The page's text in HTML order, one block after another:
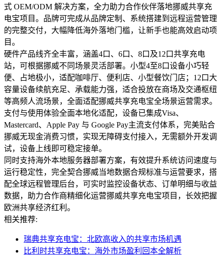
式 OEM/ODM 解决方案，全力助力合作伙伴落地挪威共享充
电宝项目。品牌可完成从品牌定制、系统搭建到远程运营管理
的完整交付，大幅降低海外落地门槛，让新手也能高效启动项
目。
硬件产品线齐全丰富，涵盖4口、6口、8口及12口共享充电
站，可根据挪威不同场景灵活部署。小型4至8口设备小巧轻
便、占地极小，适配咖啡厅、便利店、小型餐饮门店；12口大
容量设备续航充足、承载能力强，适合投放在商场及交通枢纽
等高频人流场景，全面适配挪威共享充电宝全场景运营需求。
支付与使用体验全面本地化适配，设备已集成Visa、
Mastercard、Apple Pay 与 Google Pay主流支付体系，完美贴合
挪威无现金消费习惯，实现无障碍支付接入，无需额外开发调
试，设备上线即可稳定接单。
同时支持海外本地服务器部署方案，有效提升系统访问速度与
运行稳定性，完全契合挪威当地数据合规标准与运营要求，搭
配全球远程管理后台，可实时监控设备状态、订单明细与收益
数据，助力合作商精细化运营挪威共享充电宝项目，长效把握
欧洲共享经济红利。
相关推荐:
瑞典共享充电宝：北欧高收入的共享市场机遇
比利时共享充电宝：海外市场盈利回本全解析